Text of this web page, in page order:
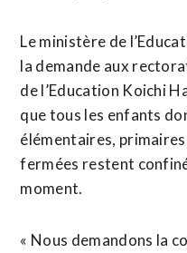
Le ministère de
la demande aux
de l’Education Koichi
que tous les enfants
élémentaires,
fermées restent
moment.
« Nous demandons la